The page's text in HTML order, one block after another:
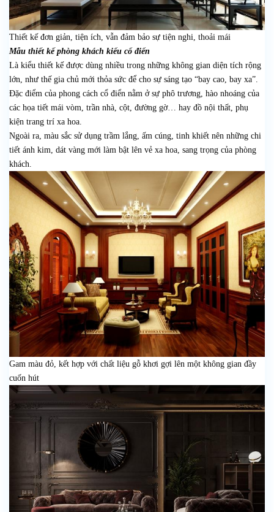
Thiết kế đơn giản, tiện ích, vẫn đảm bảo sự tiện nghi, thoải mái
Mẫu thiết kế phòng khách kiểu cổ điển
Là kiểu thiết kế được dùng nhiều trong những không gian diện tích rộng
lớn, như thế gia chủ mới thỏa sức để cho sự sáng tạo “bay cao, bay xa”.
Đặc điểm của phong cách cổ điển nằm ở sự phô trương, hào nhoáng của
các họa tiết mái vòm, trần nhà, cột, đường gờ… hay đồ nội thất, phụ
kiện trang trí xa hoa.
Ngoài ra, màu sắc sử dụng trầm lắng, ấm cúng, tinh khiết nên những chi
tiết ánh kim, dát vàng mới làm bật lên vẻ xa hoa, sang trọng của phòng
khách.
Gam màu đỏ, kết hợp với chất liệu gỗ khơi gợi lên một không gian đầy
cuốn hút